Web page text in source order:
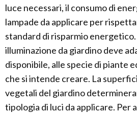
luce necessari, il consumo di
lampade da applicare per
standard di risparmio
illuminazione da giardino deve
disponibile, alle specie di piante
che si intende creare. La
vegetali del giardino
tipologia di luci da applicare. Per